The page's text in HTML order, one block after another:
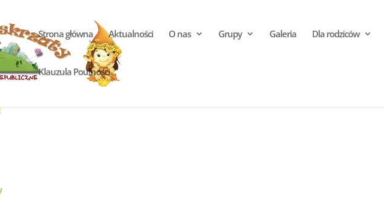
Strona główna Aktualności O nas Grupy Galeria Dla rodziców
Klauzula Poufności